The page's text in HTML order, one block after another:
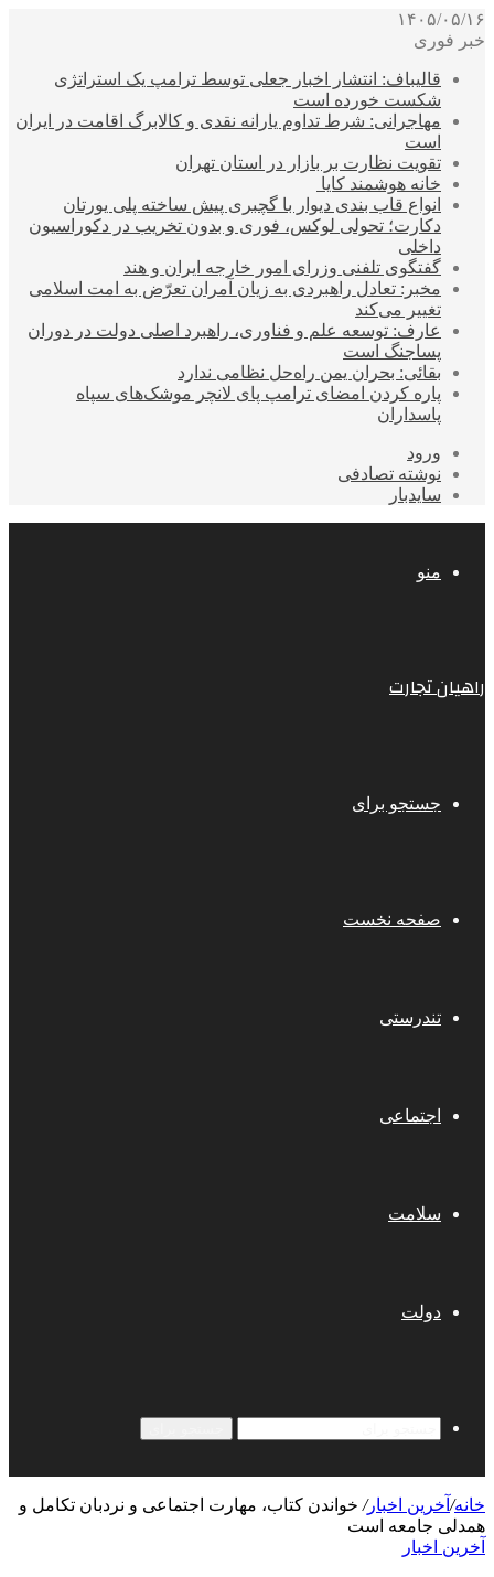
۱۴۰۵/۰۵/۱۶
خبر فوری
قالیباف: انتشار اخبار جعلی توسط ترامپ یک استراتژی
شکست خورده است
مهاجرانی: شرط تداوم یارانه نقدی و کالابرگ اقامت در ایران
است
تقویت نظارت بر بازار در استان تهران
خانه هوشمند کایا
انواع قاب بندی دیوار با گچبری پیش ساخته پلی یورتان
دکارت؛ تحولی لوکس، فوری و بدون تخریب در دکوراسیون
داخلی
گفتگوی تلفنی وزرای امور خارجه ایران و هند
مخبر: تعادل راهبردی به زیان آمران تعرّض به امت اسلامی
تغییر می‌کند
عارف: توسعه علم و فناوری، راهبرد اصلی دولت در دوران
پساجنگ است
بقائی: بحران یمن راه‌حل نظامی ندارد
پاره کردن امضای ترامپ پای لانچر موشک‌های سپاه
پاسداران
ورود
نوشته تصادفی
سایدبار
منو
راهیان تجارت
جستجو برای
صفحه نخست
تندرستی
اجتماعی
سلامت
دولت
خانه/ آخرین اخبار/ خواندن کتاب، مهارت اجتماعی و نردبان تکامل و
همدلی جامعه است
آخرین اخبار